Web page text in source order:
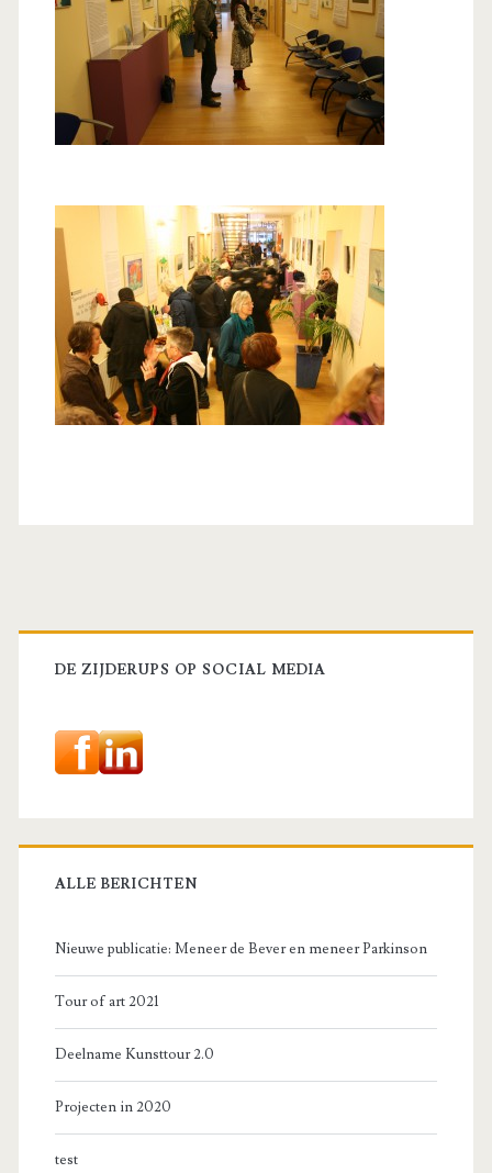
Primaire
sidebar
DE ZIJDERUPS OP SOCIAL MEDIA
ALLE BERICHTEN
Nieuwe publicatie: Meneer de Bever en meneer Parkinson
Tour of art 2021
Deelname Kunsttour 2.0
Projecten in 2020
test